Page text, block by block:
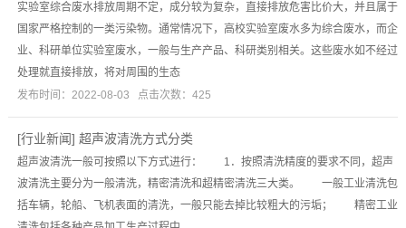
实验室综合废水排放周期不定，成分较为复杂，直接排放危害比价大，并且属于
国家严格控制的一类污染物。通常情况下，高校实验室废水多为综合废水，而企
业、科研单位实验室废水，一般与生产产品、科研类别相关。这些废水如不经过
处理就直接排放，将对周围的生态
发布时间：2022-08-03 点击次数：425
[行业新闻] 超声波清洗方式分类
超声波清洗一般可按照以下方式进行： 1．按照清洗精度的要求不同，超声
波清洗主要分为一般清洗，精密清洗和超精密清洗三大类。 一般工业清洗包
括车辆，轮船、飞机表面的清洗，一般只能去掉比较粗大的污垢； 精密工业